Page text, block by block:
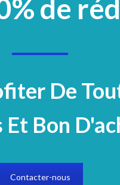
de
De
Et Bon
Contacter-nous